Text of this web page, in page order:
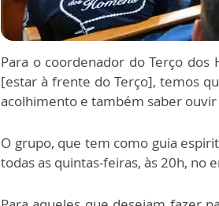
Para o coordenador do Terço dos
[estar à frente do Terço], temos
acolhimento e também saber
O grupo, que tem como guia
todas as quintas-feiras, às 20h, no